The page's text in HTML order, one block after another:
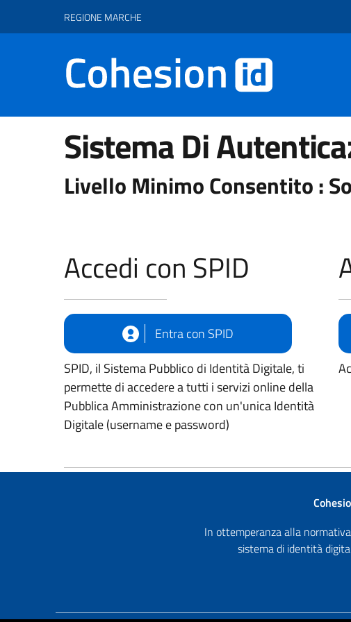
REGIONE MARCHE
Sistema Di
Livello Minimo Consentito :
Accedi con SPID
Entra con SPID
SPID, il Sistema Pubblico di Identità Digitale, ti
permette di accedere a tutti i servizi online della
Pubblica Amministrazione con un'unica Identità
Digitale (username e password)
In ottemperanza alla
sistema di identità